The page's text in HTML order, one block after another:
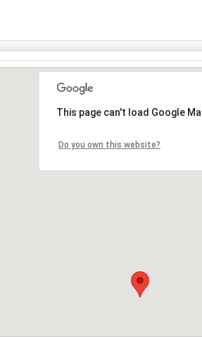
This page can't load Google
Do you own this website?